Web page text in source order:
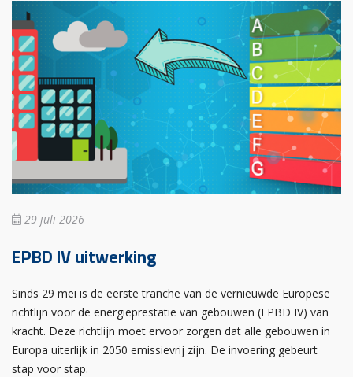
29 juli 2026
EPBD IV uitwerking
Sinds 29 mei is de eerste tranche van de vernieuwde Europese
richtlijn voor de energieprestatie van gebouwen (EPBD IV) van
kracht. Deze richtlijn moet ervoor zorgen dat alle gebouwen in
Europa uiterlijk in 2050 emissievrij zijn. De invoering gebeurt
stap voor stap.